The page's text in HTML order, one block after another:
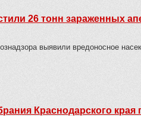
26 тонн зараженных
выявили вредоносное
Краснодарского края